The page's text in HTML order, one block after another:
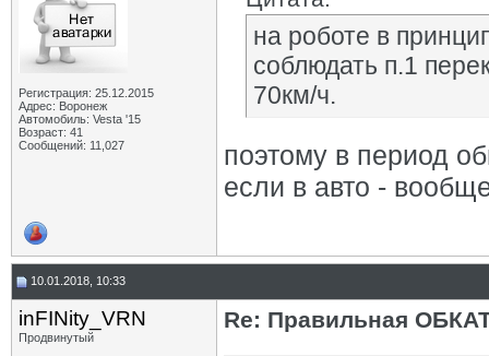
Регистрация: 25.12.2015
Адрес: Воронеж
Автомобиль: Vesta '15
Возраст: 41
Сообщений: 11,027
на роботе в
соблюдать п.1
70км/ч.
поэтому в период
если в авто -
10.01.2018, 10:33
inFINity_VRN
Продвинутый
Re: Правильная